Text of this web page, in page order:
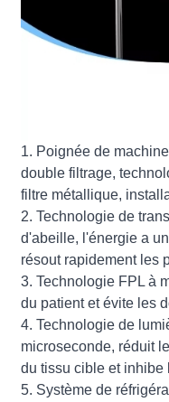
1. Poignée de
double filtrage,
filtre métallique,
2. Technologie de
d'abeille, l'énergie a
résout rapidement les
3. Technologie FPL à
du patient et évite les
4. Technologie de
microseconde, réduit
du tissu cible et inhibe
5. Système de